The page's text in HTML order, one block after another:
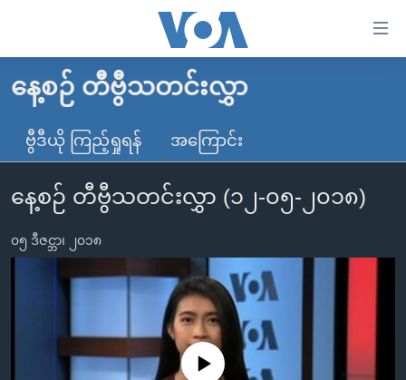
လွယ်ကူ
သည့်
များ
ပင်မ
မူလစာမျက်နှာ
မြန်မာ
ကမ္ဘာ့သတင်းများ
နိုင်ငံတကာ
တရုတ်
အစ္စရေး-ပါလက်စတိုင်း
ဗွီဒီယို
ရပ်ဝန်းတခု လမ်းတခု အလွန်
အင်္ဂလိပ်စာလေ့လာမယ်
မကြေးမုံရဲ့ အင်္ဂလိပ်စာ
ရေဒီယို
ရေဒီယိုနှင့်ရုပ်သံ အချက်အလက်များ
နေ့စဉ် တီဗွီသတင်းလွှာ
ဗွီဒီယို ကြည့်ရှုရန် အကြောင်း
နေ့စဉ် တီဗွီသတင်းလွှာ (၁၂-၀၅-၂၀၁၈)
၀၅ ဒီဇင္ဘာ၊ ၂၀၁၈
No media source currently available